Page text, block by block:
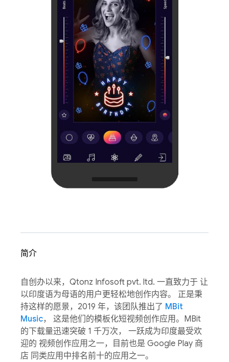
简介
自创办以来，Qtonz Infosoft pvt. ltd. 一直致力于 让
以印度语为母语的用户更轻松地创作内容。 正是秉
持这样的愿景，2019 年，该团队推出了 MBit
Music， 这是他们的模板化短视频创作应用。MBit
的下载量迅速突破 1 千万次， 一跃成为印度最受欢
迎的 视频创作应用之一，目前也是 Google Play 商
店 同类应用中排名前十的应用之一。